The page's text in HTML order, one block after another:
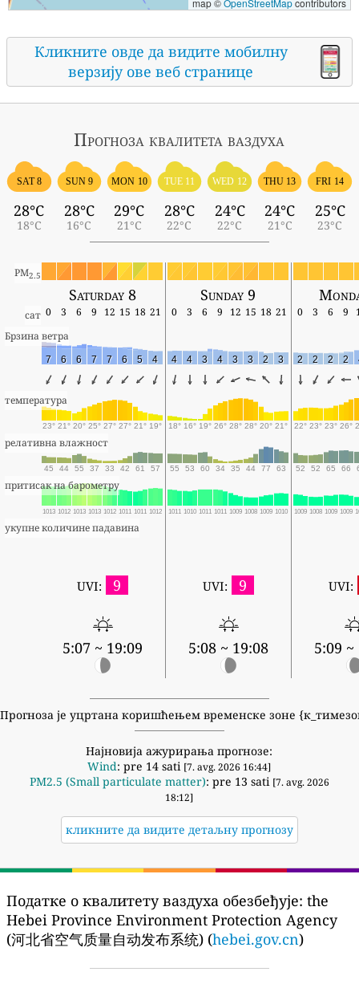
map ©OpenStreetMapcontributors
Кликните овде да видите мобилну
верзију ове веб странице
Прогноза квалитета ваздуха
SAT 8
28°C
18°C
SUN 9
28°C
16°C
MON 10
29°C
21°C
TUE 11
28°C
22°C
WED 12
24°C
22°C
THU 13
24°C
21°C
FRI 14
25°C
23°C
PM2.5
Saturday 8 Sunday 9
сат 0 3 6 9 12 15 18 21 0 3 6 9 12 15 18 21 0 3 6 9
Брзина ветра
7 6 6 7 7 6 5 4 4 4 3 4 3 3 2 3 2 2 2 2
температура
23° 21° 20° 25° 27° 27° 21° 19° 18° 16° 19° 26° 28° 28° 20° 21° 22° 23° 23° 26°
релативна влажност
45 44 55 37 33 42 61 57 55 53 60 34 35 44 77 63 52 52 65 66
притисак на барометру
1013 1012 1013 1013 1012 1011 1011 1012 1011 1010 1011 1011 1009 1008 1009 1010 1009 1008 1009 1009
укупне количине падавина
UVI: 9
5:07 ~ 19:09
UVI: 9
5:08 ~ 19:08
UVI:
5:09 ~
Прогноза је уцртана коришћењем временске зоне
Најновија ажурирања прогнозе:
Wind: pre 14 sati [7. avg. 2026 16:44]
PM2.5 (Small particulate matter): pre 13 sati [7. avg. 2026
18:12]
кликните да видите детаљну прогнозу
Податке о квалитету ваздуха обезбеђује: the
Hebei Province Environment Protection Agency
(河北省空气质量自动发布系统) (hebei.gov.cn)